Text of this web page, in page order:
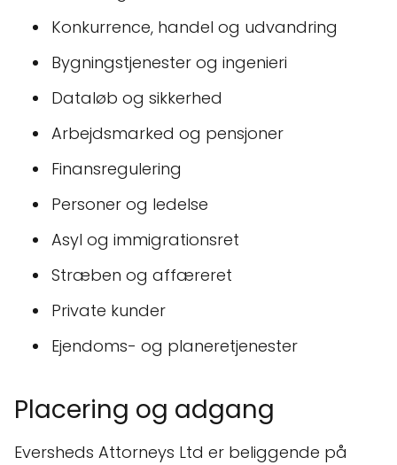
Konkurrence, handel og udvandring
Bygningstjenester og ingenieri
Dataløb og sikkerhed
Arbejdsmarked og pensjoner
Finansregulering
Personer og ledelse
Asyl og immigrationsret
Stræben og affæreret
Private kunder
Ejendoms- og planeretjenester
Placering og adgang
Eversheds Attorneys Ltd er beliggende på